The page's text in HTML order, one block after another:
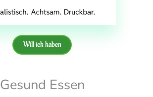
Will ich haben
Gesund Essen